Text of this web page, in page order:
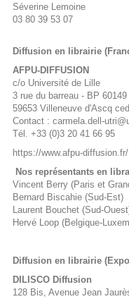
Séverine Lemoine
03 80 39 53 07
Diffusion en librairie
AFPU-DIFFUSION
c/o Université de Lille
3 rue du barreau - BP 60149
59653 Villeneuve d'Ascq
Contact : carmela.dell-
Tél. +33 (0)3 20 41 66 95
https://www.afpu-diffusion.fr/
Nos représentants en
Vincent Berry (Paris et
Bernard Biscahie (Sud-Est)
Laurent Bouchet (Sud-
Hervé Loop (Belgique-
Diffusion en librairie
DILISCO Diffusion
128 Bis, Avenue Jean